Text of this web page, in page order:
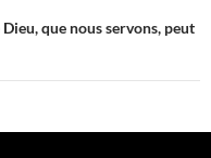
que nous servons, peut